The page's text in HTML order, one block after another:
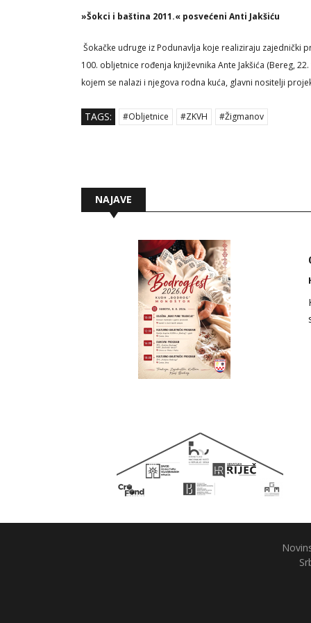
»Šokci i baština 2011.« posvećeni Anti Jakšiću
Šokačke udruge iz Podunavlja koje realiziraju zajednički
100. obljetnice rođenja književnika Ante Jakšića (Bereg,
kojem se nalazi i njegova rodna kuća, glavni nositelji
TAGS: #Obljetnice #ZKVH #Žigmanov
NAJAVE